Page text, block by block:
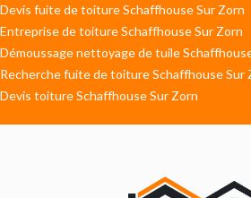
Devis fuite de toiture Schaffhouse Sur Zorn
Entreprise de toiture Schaffhouse Sur Zorn
Démoussage nettoyage de tuile
Recherche fuite de toiture Schaffhouse Sur
Devis toiture Schaffhouse Sur Zorn